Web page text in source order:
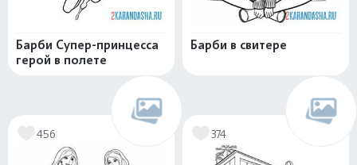
Барби Супер-принцесса
герой в полете
Барби в свитере
456 374